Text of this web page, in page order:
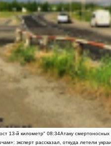
13-й километр" 08:34Атаку
эксперт рассказал, откуда летели